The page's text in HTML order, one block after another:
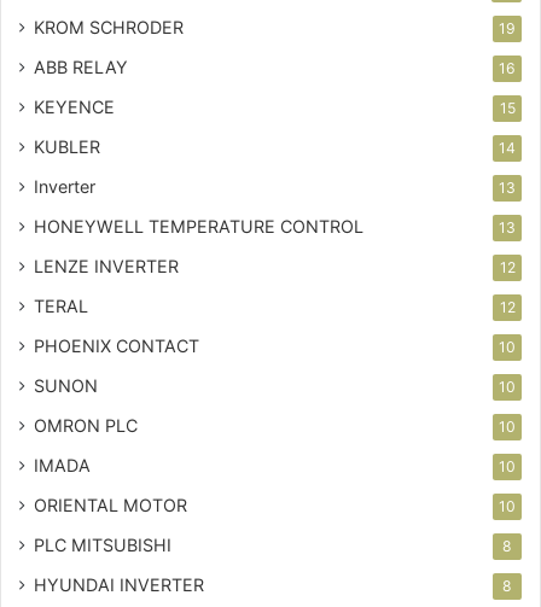
KROM SCHRODER 19
ABB RELAY 16
KEYENCE 15
KUBLER 14
Inverter 13
HONEYWELL TEMPERATURE CONTROL 13
LENZE INVERTER 12
TERAL 12
PHOENIX CONTACT 10
SUNON 10
OMRON PLC 10
IMADA 10
ORIENTAL MOTOR 10
PLC MITSUBISHI 8
HYUNDAI INVERTER 8